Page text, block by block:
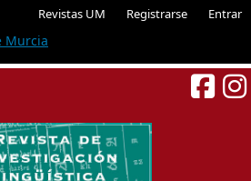
Revistas UM Registrarse Entrar